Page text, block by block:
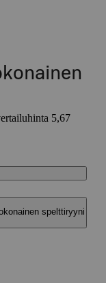
5,67
spelttiryyni